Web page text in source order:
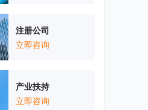
注册公司
立即咨询
产业扶持
立即咨询